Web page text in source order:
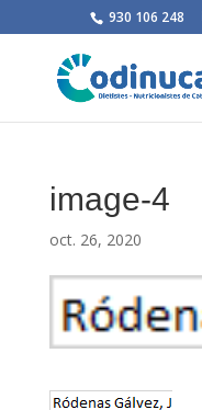
930 106 248
image-4
oct. 26, 2020